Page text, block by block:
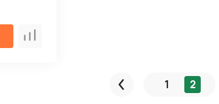
Сравнить
Пред. 1 2